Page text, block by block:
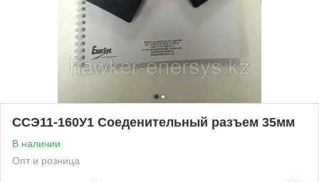
ССЭ11-160У1 Соеденительный разъем 35мм
В наличии
Опт и розница